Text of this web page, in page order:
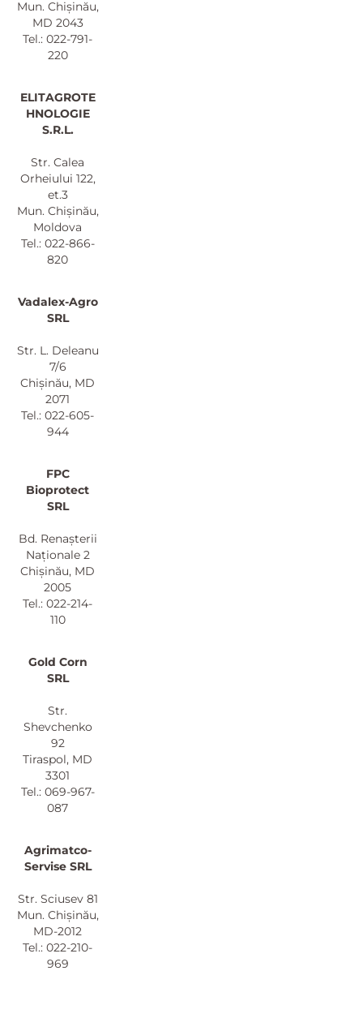
Mun. Chișinău,
MD 2043
Tel.: 022-791-
220
ELITAGROTE
HNOLOGIE
S.R.L.
Str. Calea
Orheiului 122,
et.3
Mun. Chișinău,
Moldova
Tel.: 022-866-
820
Vadalex-Agro
SRL
Str. L. Deleanu
7/6
Chișinău, MD
2071
Tel.: 022-605-
944
FPC
Bioprotect
SRL
Bd. Renașterii
Naționale 2
Chișinău, MD
2005
Tel.: 022-214-
110
Gold Corn
SRL
Str.
Shevchenko
92
Tiraspol, MD
3301
Tel.: 069-967-
087
Agrimatco-
Servise SRL
Str. Sciusev 81
Mun. Chișinău,
MD-2012
Tel.: 022-210-
969